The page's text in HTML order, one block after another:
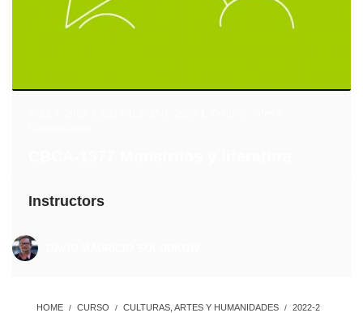
Instructors
HOME CURSO CULTURAS, ARTES Y HUMANIDADES
2022-2